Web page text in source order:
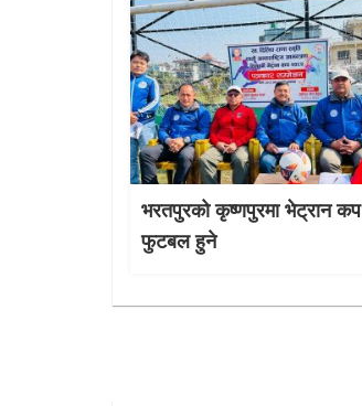
भरतपुरको कृष्णपुरमा भेट्रान कप
फुटबल हुने